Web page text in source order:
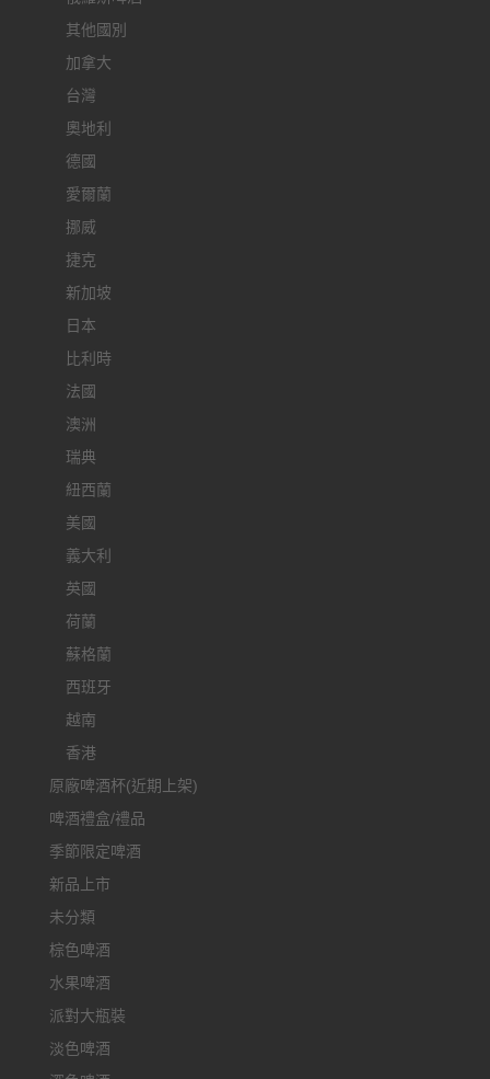
其他國別
加拿大
台灣
奧地利
德國
愛爾蘭
挪威
捷克
新加坡
日本
比利時
法國
澳洲
瑞典
紐西蘭
美國
義大利
英國
荷蘭
蘇格蘭
西班牙
越南
香港
原廠啤酒杯(近期上架)
啤酒禮盒/禮品
季節限定啤酒
新品上市
未分類
棕色啤酒
水果啤酒
派對大瓶裝
淡色啤酒